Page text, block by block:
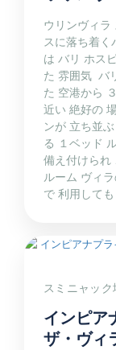
ウリンヴィラ
スに落ち着
は バリ ホス
た 雰囲気 バ
た 空港から
近い 絶好の
ンが 立ち並
る １ベッド
備え付けられ
ルーム ヴィ
で 利用して
スミニャック
インピア
ザ・ヴィ